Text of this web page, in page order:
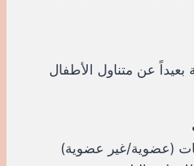
بعيداً عن متناول الأطفال
(عضوية/غير عضوية)